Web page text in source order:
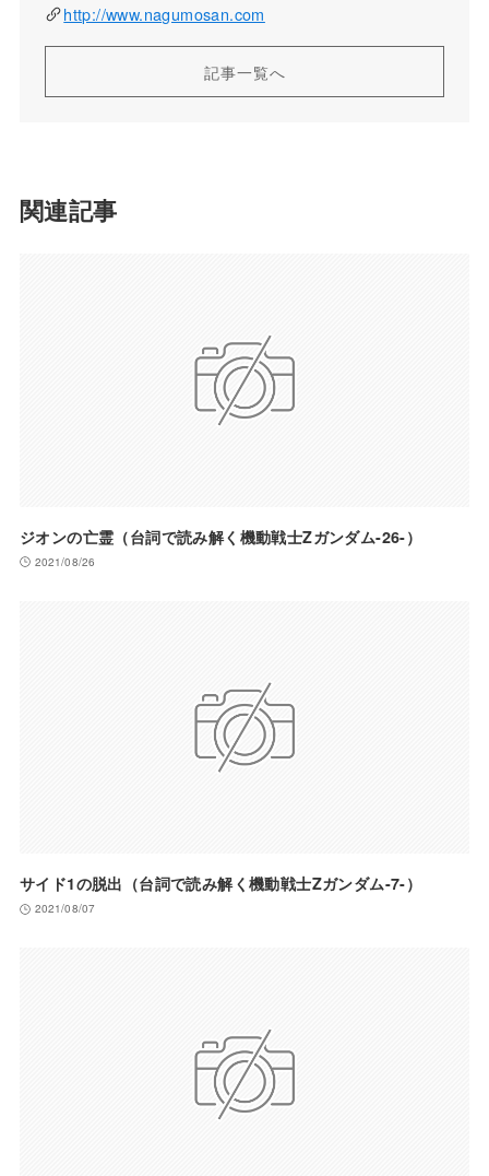
http://www.nagumosan.com
記事一覧へ
関連記事
ジオンの亡霊（台詞で読み解く機動戦士Zガンダム-26-）
2021/08/26
サイド1の脱出（台詞で読み解く機動戦士Zガンダム-7-）
2021/08/07